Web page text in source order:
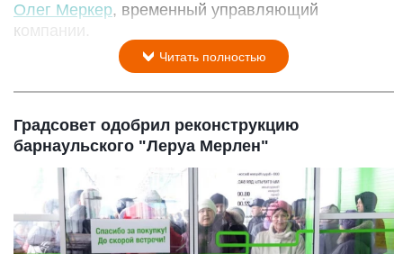
Олег Меркер, временный управляющий
компании.
Читать полностью
Градсовет одобрил реконструкцию
барнаульского "Леруа Мерлен"